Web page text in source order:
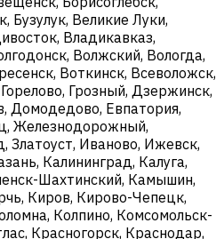
Бузулук, Великие Луки,
Владикавказ,
Волжский, Вологда,
Воткинск, Всеволожск,
Грозный, Дзержинск,
Домодедово, Евпатория,
Железнодорожный,
Златоуст, Иваново, Ижевск,
Калининград, Калуга,
Шахтинский, Камышин,
Киров, Кирово-Чепецк,
Колпино, Комсомольск-
Красногорск, Краснодар,